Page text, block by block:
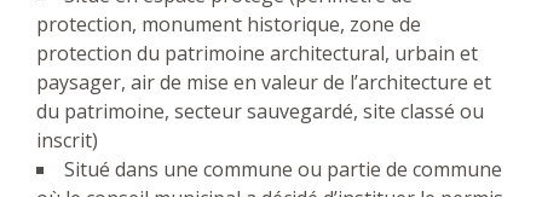
protection, monument historique, zone de
protection du patrimoine architectural, urbain et
paysager, air de mise en valeur de l’architecture et
du patrimoine, secteur sauvegardé, site classé ou
inscrit)
Situé dans une commune ou partie de commune